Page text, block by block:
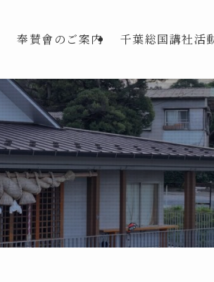
奉賛會のご案内 千葉総国講社活